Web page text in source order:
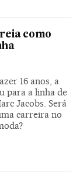
como
16 anos, a
para a linha de
Jacobs. Será
carreira no